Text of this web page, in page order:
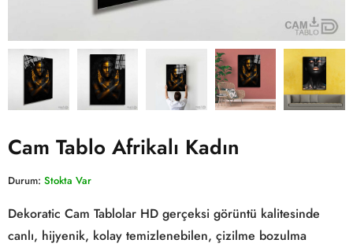
Cam Tablo Afrikalı Kadın
Durum: Stokta Var
Dekoratic Cam Tablolar HD gerçeksi görüntü kalitesinde
canlı, hijyenik, kolay temizlenebilen, çizilme bozulma